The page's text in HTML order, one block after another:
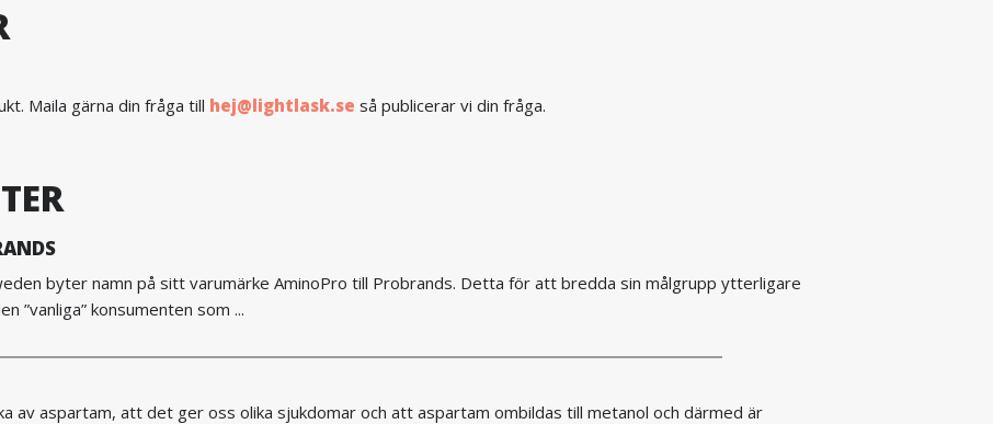
Maila gärna din fråga till hej@lightlask.se så publicerar vi din fråga.
byter namn på sitt varumärke AminoPro till Probrands. Detta för att bredda sin målgrupp ytterligare
”vanliga” konsumenten som ...
av aspartam, att det ger oss olika sjukdomar och att aspartam ombildas till metanol och därmed är